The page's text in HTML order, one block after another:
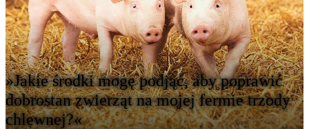
»Jakie środki mogę podjąć, aby poprawić
dobrostan zwierząt na mojej fermie trzody
chlewnej?«